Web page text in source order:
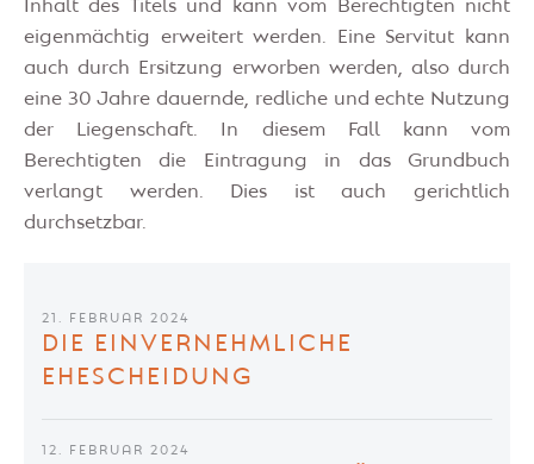
Inhalt des Titels und kann vom Berechtigten nicht
eigenmächtig erweitert werden. Eine Servitut kann
auch durch Ersitzung erworben werden, also durch
eine 30 Jahre dauernde, redliche und echte Nutzung
der Liegenschaft. In diesem Fall kann vom
Berechtigten die Eintragung in das Grundbuch
verlangt werden. Dies ist auch gerichtlich
durchsetzbar.
21. FEBRUAR 2024
DIE EINVERNEHMLICHE
EHESCHEIDUNG
12. FEBRUAR 2024